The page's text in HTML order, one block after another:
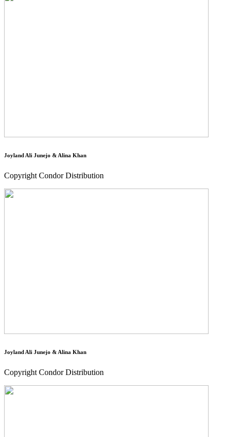
Joyland Ali Junejo & Alina Khan
Copyright Condor Distribution
Joyland Ali Junejo & Alina Khan
Copyright Condor Distribution